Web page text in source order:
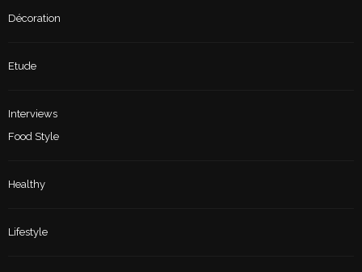
Décoration
Etude
Interviews
Food Style
Healthy
Lifestyle